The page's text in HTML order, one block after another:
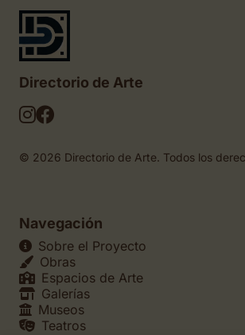
Directorio de Arte
© 2026 Directorio de Arte. Todos los
Navegación
Sobre el Proyecto
Obras
Espacios de Arte
Galerías
Museos
Teatros